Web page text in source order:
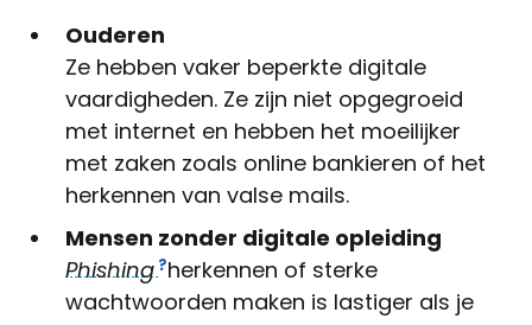
Ouderen
Ze hebben vaker beperkte digitale
vaardigheden. Ze zijn niet opgegroeid
met internet en hebben het moeilijker
met zaken zoals online bankieren of het
herkennen van valse mails.
Mensen zonder digitale opleiding
Phishingherkennen of sterke
wachtwoorden maken is lastiger als je